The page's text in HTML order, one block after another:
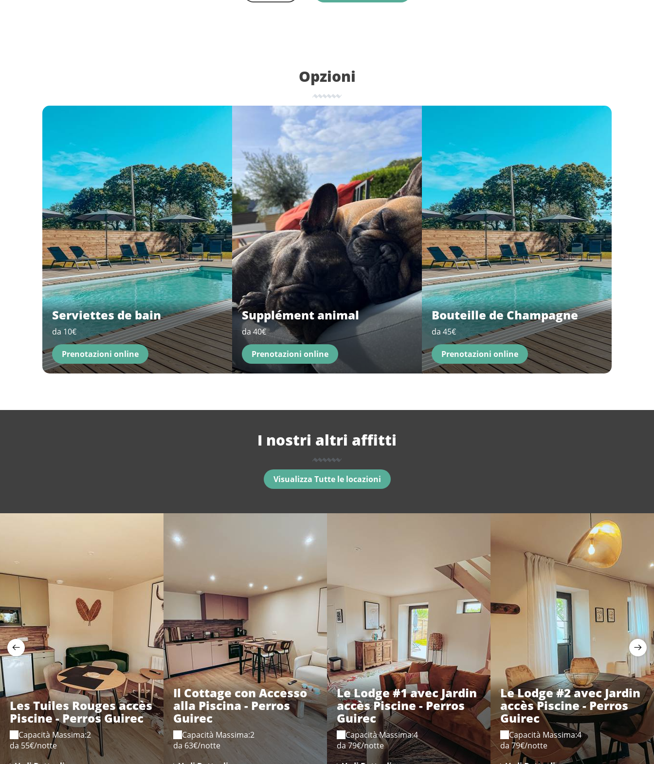
Opzioni
Serviettes de bain
da 10€
Prenotazioni online
Supplément animal
da 40€
Prenotazioni online
Bouteille de Champagne
da 45€
Prenotazioni online
I nostri altri affitti
Visualizza Tutte le locazioni
Les Tuiles Rouges accès
Piscine - Perros Guirec
Capacità Massima:2
da 55€/notte
Il Cottage con Accesso
alla Piscina - Perros
Guirec
Capacità Massima:2
da 63€/notte
Le Lodge #1 avec Jardin
accès Piscine - Perros
Guirec
Capacità Massima:4
da 79€/notte
Le Lodge #2 avec Jardin
accès Piscine - Perros
Guirec
Capacità Massima:4
da 79€/notte